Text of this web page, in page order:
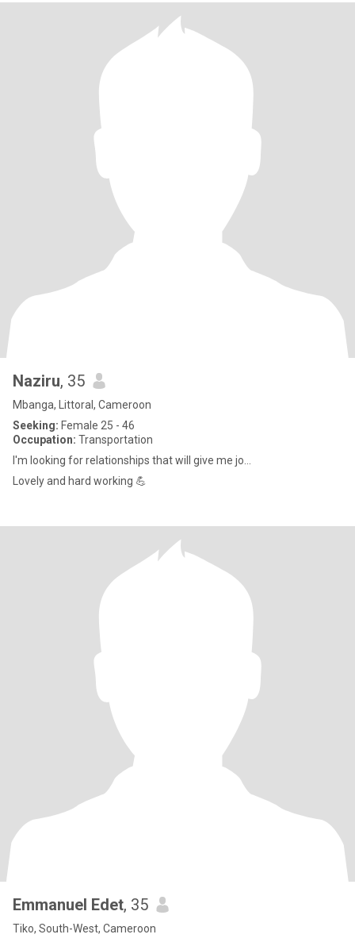
Naziru, 35
Mbanga, Littoral, Cameroon
Seeking: Female 25 - 46
Occupation: Transportation
I'm looking for relationships that will give me jo...
Lovely and hard working 💪
Emmanuel Edet, 35
Tiko, South-West, Cameroon